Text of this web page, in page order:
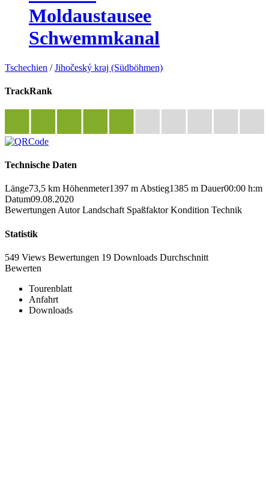
Moldaustausee
Schwemmkanal
Tschechien /Jihočeský kraj (Südböhmen)
TrackRank
Technische Daten
Länge73,5 km Höhenmeter1397 m Abstieg1385 m Dauer00:00 h:m
Datum09.08.2020
Bewertungen Autor Landschaft Spaßfaktor Kondition Technik
Statistik
549 Views Bewertungen 19 Downloads Durchschnitt
Bewerten
Tourenblatt
Anfahrt
Downloads